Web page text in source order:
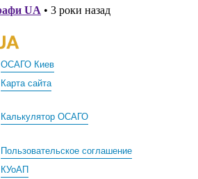
Пользовательское соглашение
КУоАП
ОСАГО Киев
Карта сайта
Калькулятор ОСАГО